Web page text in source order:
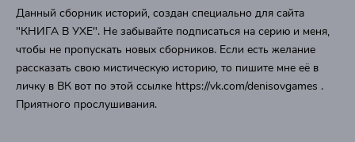
Данный сборник историй, создан специально для сайта
"КНИГА В УХЕ". Не забывайте подписаться на серию и меня,
чтобы не пропускать новых сборников. Если есть желание
рассказать свою мистическую историю, то пишите мне её в
личку в ВК вот по этой ссылке https://vk.com/denisovgames .
Приятного прослушивания.